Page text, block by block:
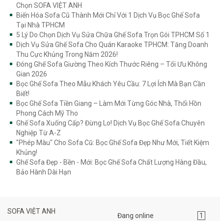
Chọn SOFA VIỆT ANH
Biến Hóa Sofa Cũ Thành Mới Chỉ Với 1 Dịch Vụ Bọc Ghế Sofa
Tại Nhà TPHCM
5 Lý Do Chọn Dịch Vụ Sửa Chữa Ghế Sofa Trọn Gói TPHCM Số 1
Dịch Vụ Sửa Ghế Sofa Cho Quán Karaoke TPHCM: Tăng Doanh
Thu Cực Khủng Trong Năm 2026!
Đóng Ghế Sofa Giường Theo Kích Thước Riêng – Tối Ưu Không
Gian 2026
Bọc Ghế Sofa Theo Mẫu Khách Yêu Cầu: 7 Lợi Ích Mà Bạn Cần
Biết!
Bọc Ghế Sofa Tiền Giang – Làm Mới Từng Góc Nhà, Thổi Hồn
Phong Cách Mỹ Tho
Ghế Sofa Xuống Cấp? Đừng Lo! Dịch Vụ Bọc Ghế Sofa Chuyên
Nghiệp Từ A-Z
"Phép Màu" Cho Sofa Cũ: Bọc Ghế Sofa Đẹp Như Mới, Tiết Kiệm
Khủng!
Ghế Sofa Đẹp - Bền - Mới: Bọc Ghế Sofa Chất Lượng Hàng Đầu,
Bảo Hành Dài Hạn
SOFA VIỆT ANH
Đang online 1